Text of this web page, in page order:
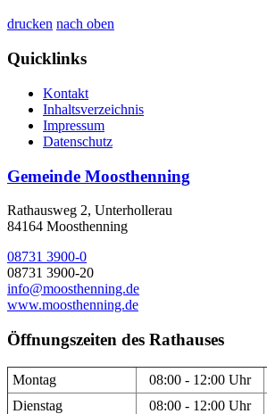
drucken nach oben
Quicklinks
Kontakt
Inhaltsverzeichnis
Impressum
Datenschutz
Gemeinde Moosthenning
Rathausweg 2, Unterhollerau
84164 Moosthenning
08731 3900-0
08731 3900-20
info@moosthenning.de
www.moosthenning.de
Öffnungszeiten des Rathauses
Montag 08:00 - 12:00 Uhr
Dienstag
08:00 - 12:00 Uhr